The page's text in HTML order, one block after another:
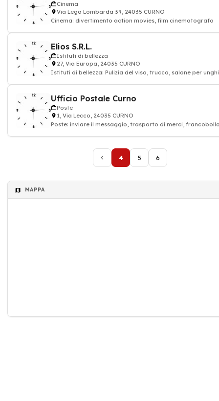
Cinema
Via Lega Lombarda 39, 24035 CURNO
Cinema: divertimento action movies, film cinematografo
Elios S.R.L.
Istituti di bellezza
27, Via Europa, 24035 CURNO
Istituti di bellezza: Pulizia del viso, trucco, salone per
Ufficio Postale Curno
Poste
1, Via Lecco, 24035 CURNO
Poste: inviare il messaggio, trasporto di merci,
4 5 6
MAPPA